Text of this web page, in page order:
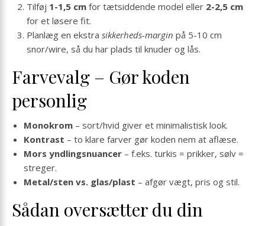
Tilføj 1-1,5 cm for tætsiddende model eller 2-2,5 cm
for et løsere fit.
Planlæg en ekstra sikkerheds-margin på 5-10 cm
snor/wire, så du har plads til knuder og lås.
Farvevalg – Gør koden
personlig
Monokrom – sort/hvid giver et minimalistisk look.
Kontrast – to klare farver gør koden nem at aflæse.
Mors yndlingsnuancer – f.eks. turkis = prikker, sølv =
streger.
Metal/sten vs. glas/plast – afgør vægt, pris og stil.
Sådan oversætter du din